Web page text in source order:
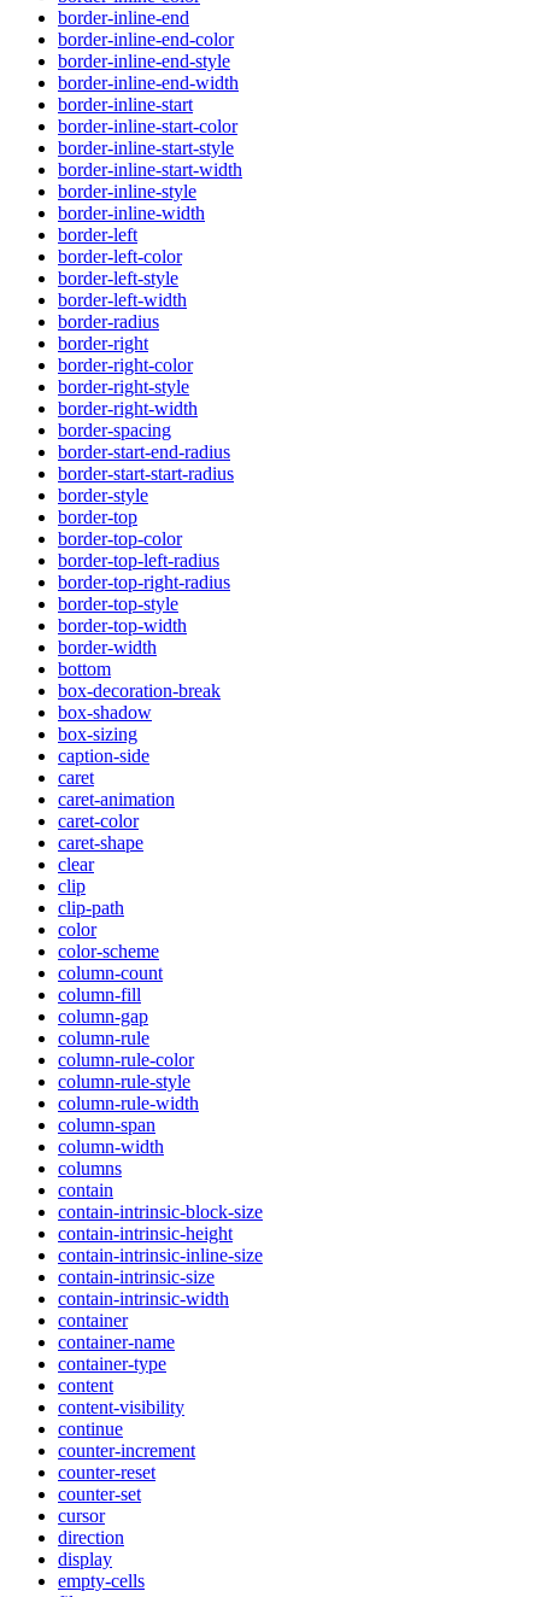
border-inline-end
border-inline-end-color
border-inline-end-style
border-inline-end-width
border-inline-start
border-inline-start-color
border-inline-start-style
border-inline-start-width
border-inline-style
border-inline-width
border-left
border-left-color
border-left-style
border-left-width
border-radius
border-right
border-right-color
border-right-style
border-right-width
border-spacing
border-start-end-radius
border-start-start-radius
border-style
border-top
border-top-color
border-top-left-radius
border-top-right-radius
border-top-style
border-top-width
border-width
bottom
box-decoration-break
box-shadow
box-sizing
caption-side
caret
caret-animation
caret-color
caret-shape
clear
clip
clip-path
color
color-scheme
column-count
column-fill
column-gap
column-rule
column-rule-color
column-rule-style
column-rule-width
column-span
column-width
columns
contain
contain-intrinsic-block-size
contain-intrinsic-height
contain-intrinsic-inline-size
contain-intrinsic-size
contain-intrinsic-width
container
container-name
container-type
content
content-visibility
continue
counter-increment
counter-reset
counter-set
cursor
direction
display
empty-cells